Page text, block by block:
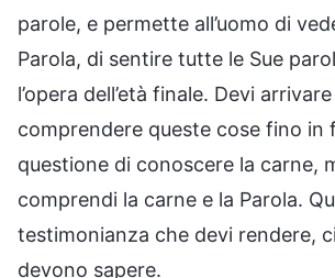
parole, e permette all’uomo di
Parola, di sentire tutte le Sue
l’opera dell’età finale. Devi arrivare
comprendere queste cose fino in
questione di conoscere la carne,
comprendi la carne e la Parola.
testimonianza che devi rendere,
devono sapere.